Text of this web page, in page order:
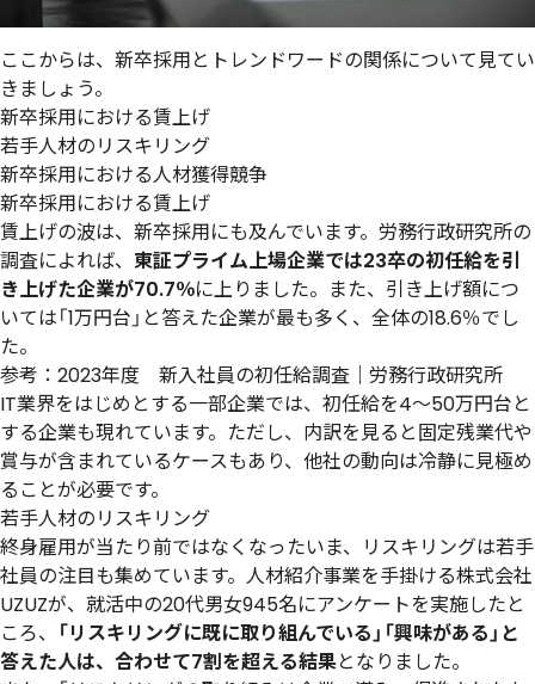
ここからは、新卒採用とトレンドワードの関係について見てい
きましょう。
新卒採用における賃上げ
若手人材のリスキリング
新卒採用における人材獲得競争
新卒採用における賃上げ
賃上げの波は、新卒採用にも及んでいます。労務行政研究所の
調査によれば、 東証プライム上場企業では23卒の初任給を引
き上げた企業が70.7％に上りました。また、引き上げ額につ
いては「1万円台」と答えた企業が最も多く、全体の18.6％でし
た。
参考： 2023年度 新入社員の初任給調査｜労務行政研究所
IT業界をはじめとする一部企業では、初任給を4〜50万円台と
する企業も現れています。ただし、内訳を見ると固定残業代や
賞与が含まれているケースもあり、他社の動向は冷静に見極め
ることが必要です。
若手人材のリスキリング
終身雇用が当たり前ではなくなったいま、リスキリングは若手
社員の注目も集めています。人材紹介事業を手掛ける株式会社
UZUZが、就活中の20代男女945名にアンケートを実施したと
ころ、 「リスキリングに既に取り組んでいる」「興味がある」と
答えた人は、合わせて7割を超える結果となりました。